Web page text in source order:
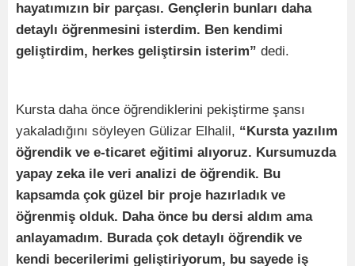
hayatımızın bir parçası. Gençlerin bunları daha
detaylı öğrenmesini isterdim. Ben kendimi
geliştirdim, herkes geliştirsin isterim” dedi.
Kursta daha önce öğrendiklerini pekiştirme şansı
yakaladığını söyleyen Gülizar Elhalil, “Kursta yazılım
öğrendik ve e-ticaret eğitimi alıyoruz. Kursumuzda
yapay zeka ile veri analizi de öğrendik. Bu
kapsamda çok güzel bir proje hazırladık ve
öğrenmiş olduk. Daha önce bu dersi aldım ama
anlayamadım. Burada çok detaylı öğrendik ve
kendi becerilerimi geliştiriyorum, bu sayede iş